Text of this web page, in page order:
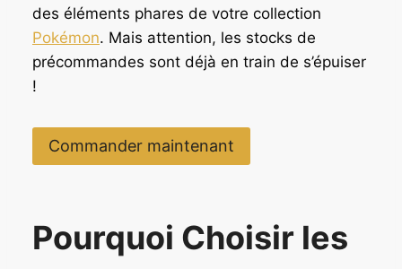
des éléments phares de votre collection
Pokémon. Mais attention, les stocks de
précommandes sont déjà en train de s’épuiser
!
Commander maintenant
Pourquoi Choisir les